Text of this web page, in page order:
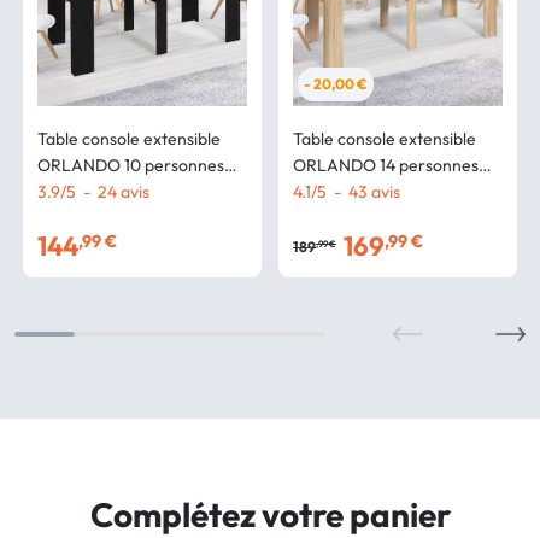
Table console extensible
ORLANDO 10 personnes
235 cm bois noir et façon
3.9/5 - 24avis
144,99 €
- 20,00 €
Table console extensible
ORLANDO 14 personnes
300 cm bois façon hêtre
4.1/5 - 43 avis
189,99 € 169,99 €
Complétez votre panier